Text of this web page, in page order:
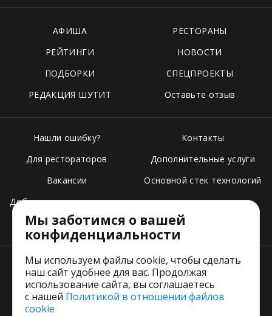
АФИША
РЕСТОРАНЫ
РЕЙТИНГИ
НОВОСТИ
ПОДБОРКИ
СПЕЦПРОЕКТЫ
РЕДАКЦИЯ ШУТИТ
Оставьте отзыв
Нашли ошибку?
Для рестораторов
Вакансии
Добавить свое заведение
Тарифы
Контакты
Дополнительные услуги
Основной стек технологий
Пользовательское соглашение
Мы заботимся о вашей
конфиденциальности
Мы используем файлы cookie, чтобы сделать
наш сайт удобнее для вас. Продолжая
использование сайта, вы соглашаетесь
с нашей Политикой в отношении файлов
cookie